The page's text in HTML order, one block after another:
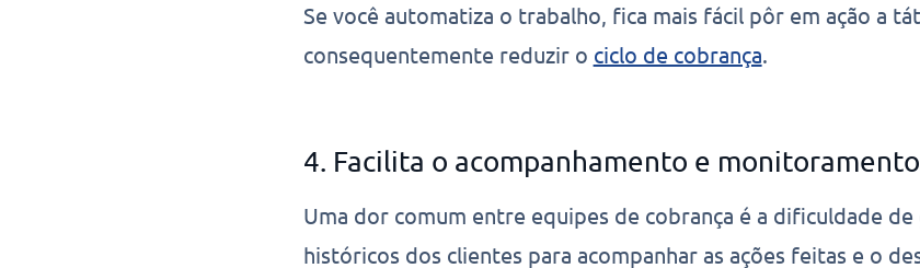
Se você automatiza o trabalho, fica mais fácil pôr em ação a
consequentemente reduzir o ciclo de cobrança.
4. Facilita o acompanhamento e monitoramento
Uma dor comum entre equipes de cobrança é a dificuldade
históricos dos clientes para acompanhar as ações feitas e o